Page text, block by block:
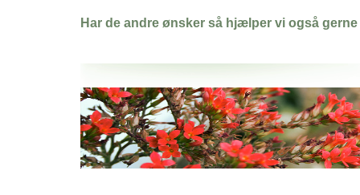
Har de andre ønsker så hjælper vi også gerne
Her hos os får du altid en god afslutning når det gælder
Overskuelig Begravelse Jyderup
vi hjælper i alle faser af begravelsel